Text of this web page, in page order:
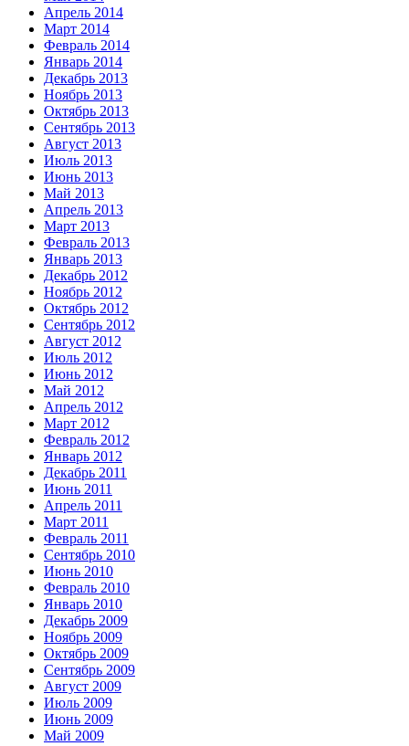
Апрель 2014
Март 2014
Февраль 2014
Январь 2014
Декабрь 2013
Ноябрь 2013
Октябрь 2013
Сентябрь 2013
Август 2013
Июль 2013
Июнь 2013
Май 2013
Апрель 2013
Март 2013
Февраль 2013
Январь 2013
Декабрь 2012
Ноябрь 2012
Октябрь 2012
Сентябрь 2012
Август 2012
Июль 2012
Июнь 2012
Май 2012
Апрель 2012
Март 2012
Февраль 2012
Январь 2012
Декабрь 2011
Июнь 2011
Апрель 2011
Март 2011
Февраль 2011
Сентябрь 2010
Июнь 2010
Февраль 2010
Январь 2010
Декабрь 2009
Ноябрь 2009
Октябрь 2009
Сентябрь 2009
Август 2009
Июль 2009
Июнь 2009
Май 2009